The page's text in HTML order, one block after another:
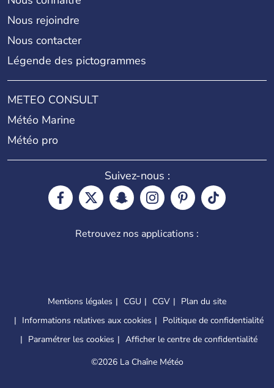
Nous rejoindre
Nous contacter
Légende des pictogrammes
METEO CONSULT
Météo Marine
Météo pro
Suivez-nous :
Retrouvez nos applications :
Mentions légales CGU CGV
Plan du site
Informations relatives aux cookies
Politique de confidentialité
Paramétrer les cookies
Afficher le centre de confidentialité
©2026 La Chaîne Météo